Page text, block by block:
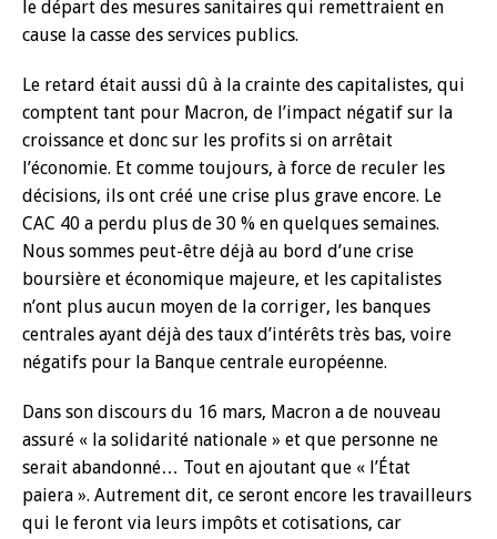
le départ des mesures sanitaires qui remettraient en
cause la casse des services publics.
Le retard était aussi dû à la crainte des capitalistes, qui
comptent tant pour Macron, de l’impact négatif sur la
croissance et donc sur les profits si on arrêtait
l’économie. Et comme toujours, à force de reculer les
décisions, ils ont créé une crise plus grave encore. Le
CAC 40 a perdu plus de 30 % en quelques semaines.
Nous sommes peut-être déjà au bord d’une crise
boursière et économique majeure, et les capitalistes
n’ont plus aucun moyen de la corriger, les banques
centrales ayant déjà des taux d’intérêts très bas, voire
négatifs pour la Banque centrale européenne.
Dans son discours du 16 mars, Macron a de nouveau
assuré « la solidarité nationale » et que personne ne
serait abandonné… Tout en ajoutant que « l’État
paiera ». Autrement dit, ce seront encore les travailleurs
qui le feront via leurs impôts et cotisations, car